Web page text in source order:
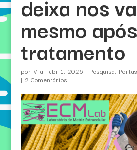
deixa nos
mesmo
tratamento
por Mia | abr 1, 2026 | Pesquisa,
| 2 Comentários